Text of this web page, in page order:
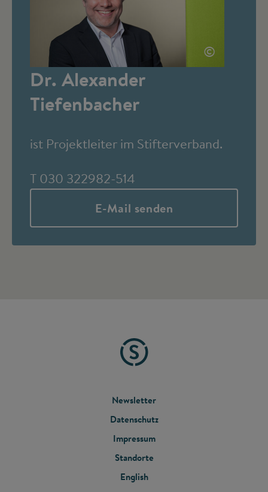
©
Dr. Alexander
Tiefenbacher
ist Projektleiter im Stifterverband.
T 030 322982-514
E-Mail senden
FOOTER
MENU
Newsletter
Datenschutz
Impressum
Standorte
English